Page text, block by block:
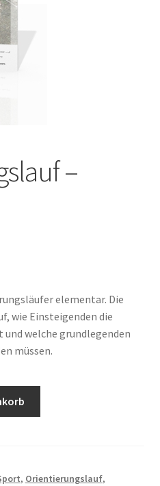
–
elementar. Die
wie Einsteigenden die
welche grundlegenden
müssen.
, Orientierungslauf,